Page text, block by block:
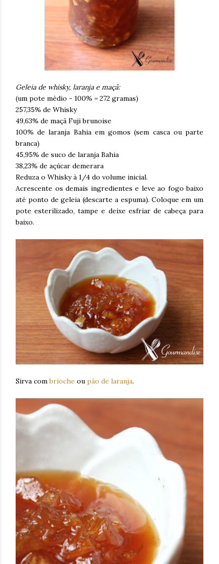
Geleia de whisky, laranja e maçã:
(um pote médio - 100% = 272 gramas)
257,35% de Whisky
49,63% de maçã Fuji brunoise
100% de laranja Bahia em gomos (sem casca ou parte
branca)
45,95% de suco de laranja Bahia
38,23% de açúcar demerara
Reduza o Whisky à 1/4 do volume inicial.
Acrescente os demais ingredientes e leve ao fogo baixo
até ponto de geleia (descarte a espuma). Coloque em um
pote esterilizado, tampe e deixe esfriar de cabeça para
baixo.
Sirva combrioche ou pão de laranja.